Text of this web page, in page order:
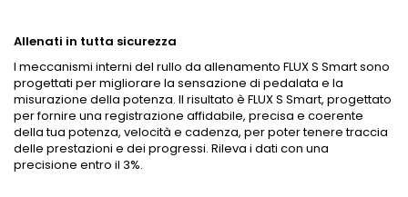
Allenati in tutta sicurezza
I meccanismi interni del rullo da allenamento FLUX S Smart sono
progettati per migliorare la sensazione di pedalata e la
misurazione della potenza. Il risultato è FLUX S Smart, progettato
per fornire una registrazione affidabile, precisa e coerente
della tua potenza, velocità e cadenza, per poter tenere traccia
delle prestazioni e dei progressi. Rileva i dati con una
precisione entro il 3%.